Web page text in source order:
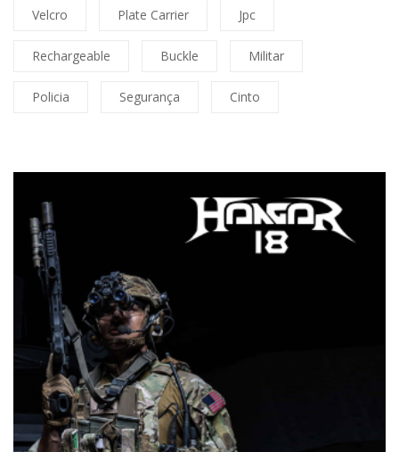
Velcro Plate Carrier Jpc
Rechargeable Buckle Militar
Policia Segurança Cinto